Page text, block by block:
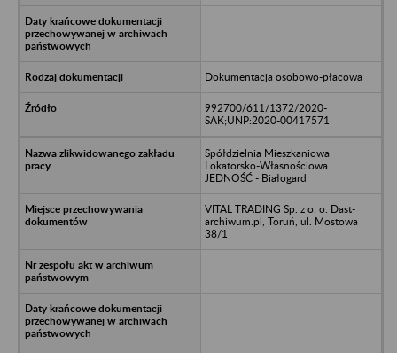
Dokumentacja osobowo-płacowa
992700/611/1372/2020-
SAK;UNP:2020-00417571
Spółdzielnia Mieszkaniowa
Lokatorsko-Własnościowa
JEDNOŚĆ - Białogard
VITAL TRADING Sp. z o. o. Dast-
archiwum.pl, Toruń, ul. Mostowa
38/1